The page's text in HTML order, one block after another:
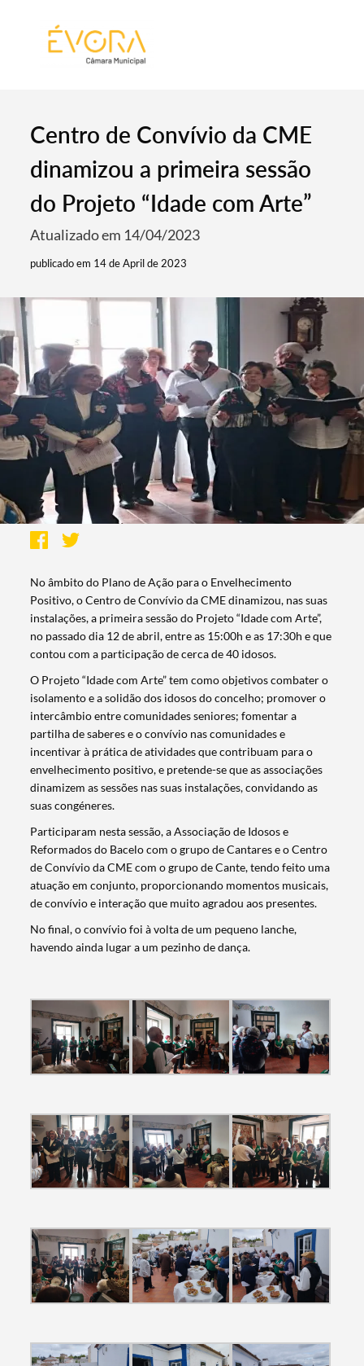
Termo de Pesquisa
Centro de Convívio da CME
dinamizou a primeira sessão
do Projeto “Idade com Arte”
Atualizado em 14/04/2023
publicado em 14 de April de 2023
No âmbito do Plano de Ação para o Envelhecimento
Positivo, o Centro de Convívio da CME dinamizou, nas suas
instalações, a primeira sessão do Projeto “Idade com Arte”,
no passado dia 12 de abril, entre as 15:00h e as 17:30h e que
contou com a participação de cerca de 40 idosos.
O Projeto “Idade com Arte” tem como objetivos combater o
isolamento e a solidão dos idosos do concelho; promover o
intercâmbio entre comunidades seniores; fomentar a
partilha de saberes e o convívio nas comunidades e
incentivar à prática de atividades que contribuam para o
envelhecimento positivo, e pretende-se que as associações
dinamizem as sessões nas suas instalações, convidando as
suas congéneres.
Participaram nesta sessão, a Associação de Idosos e
Reformados do Bacelo com o grupo de Cantares e o Centro
de Convívio da CME com o grupo de Cante, tendo feito uma
atuação em conjunto, proporcionando momentos musicais,
de convívio e interação que muito agradou aos presentes.
No final, o convívio foi à volta de um pequeno lanche,
havendo ainda lugar a um pezinho de dança.